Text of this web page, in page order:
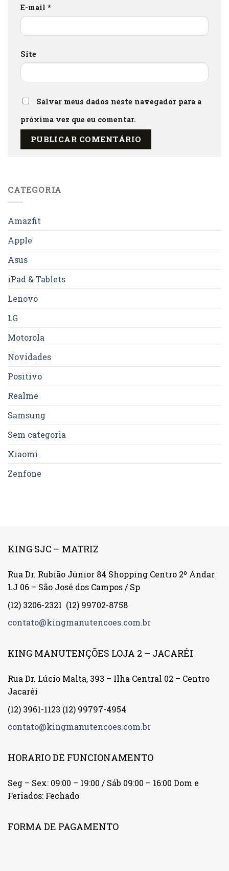
E-mail *
Site
Salvar meus dados neste navegador para a
próxima vez que eu comentar.
CATEGORIA
Amazfit
Apple
Asus
iPad & Tablets
Lenovo
LG
Motorola
Novidades
Positivo
Realme
Samsung
Sem categoria
Xiaomi
Zenfone
KING SJC – MATRIZ
Rua Dr. Rubião Júnior 84 Shopping Centro 2º Andar
LJ 06 – São José dos Campos / Sp
(12) 3206-2321 (12) 99702-8758
contato@kingmanutencoes.com.br
KING MANUTENÇÕES LOJA 2 – JACARÉI
Rua Dr. Lúcio Malta, 393 – Ilha Central 02 – Centro
Jacaréi
(12) 3961-1123 (12) 99797-4954
contato@kingmanutencoes.com.br
HORARIO DE FUNCIONAMENTO
Seg – Sex: 09:00 – 19:00 / Sáb 09:00 – 16:00 Dom e
Feriados: Fechado
FORMA DE PAGAMENTO